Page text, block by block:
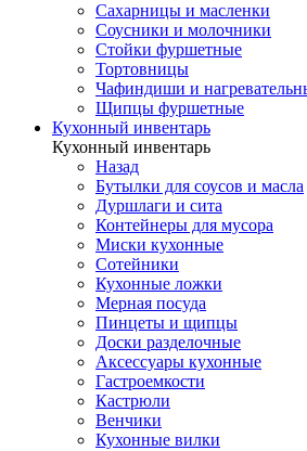
Сахарницы и масленки
Соусники и молочники
Стойки фуршетные
Тортовницы
Чафиндиши и
Щипцы фуршетные
Кухонный инвентарь
Кухонный инвентарь
Назад
Бутылки для соусов и масла
Дуршлаги и сита
Контейнеры для мусора
Миски кухонные
Сотейники
Кухонные ложки
Мерная посуда
Пинцеты и щипцы
Доски разделочные
Аксессуары кухонные
Гастроемкости
Кастрюли
Венчики
Кухонные вилки